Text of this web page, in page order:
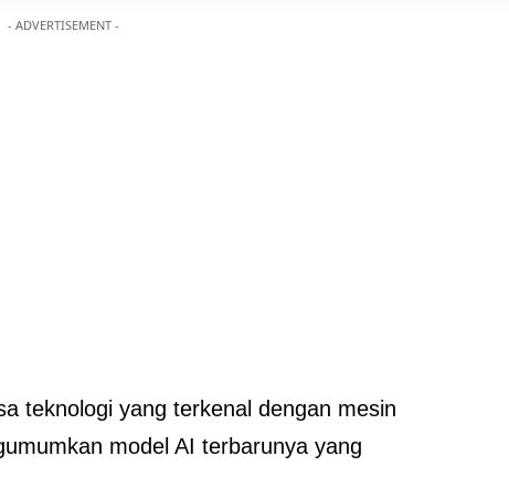
- ADVERTISEMENT -
teknologi yang terkenal dengan mesin
model AI terbarunya yang